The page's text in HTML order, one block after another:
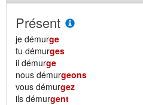
Présent
je démurge
tu démurges
il démurge
nous démurgeons
vous démurgez
ils démurgent